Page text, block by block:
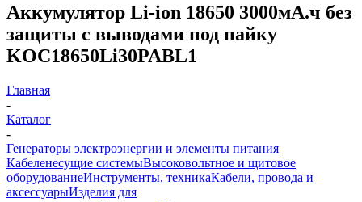
Аккумулятор Li-ion 18650 3000мА.ч без
защиты с выводами под пайку
KOC18650Li30PABL1
Главная
-
Каталог
-
Генераторы электроэнергии и элементы питания
Кабеленесущие системыВысоковольтное и щитовое
оборудованиеИнструменты, техникаКабели, провода и
аксессуарыИзделия для